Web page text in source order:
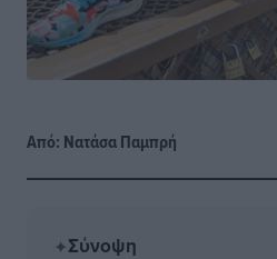
Από: Νατάσα Παμπρή
✦Σύνοψη